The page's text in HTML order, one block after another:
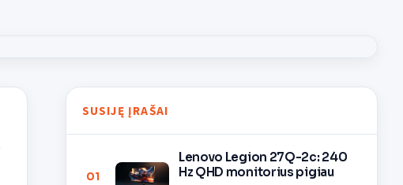
SUSIJĘ ĮRAŠAI
01
Lenovo Legion 27Q-2c: 240
Hz QHD monitorius pigiau